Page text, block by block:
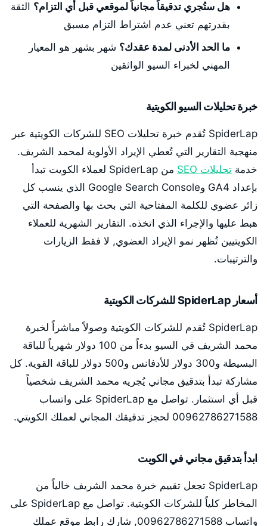
هل ستُجري تدقيقاً مجانياً لموقعي قبل أي التزام؟ الثقة
بقدرتهم تعني عدم اشتراط التزام مسبق
ما الحد الأدنى لمدة عقدك؟ شهر بشهر هو المعيار
المهني لخبراء السيو الواثقين
خبرة تحليلات السيو الكويتية
SpiderLap تُقدم خبرة تحليلات SEO للشركات الكويتية عبر
منهجية التقارير التي تُعطي الإيراد الأولوية لمحمد الشريف.
خدمة تحليلات SEO
من SpiderLap لعملاء الكويت تبدأ
بإعداد GA4 وGoogle Search Console الذي ينسب كل
زائر عضوي للكلمة المفتاحية التي بحث بها والصفحة التي
هبط عليها والإجراء الذي اتخذه. التقارير الشهرية للعملاء
الكويتيين تُظهر نمو الإيراد العضوي, لا فقط الزيارات
والترتيبات.
أسعار SpiderLap للشركات الكويتية
SpiderLap تُقدم للشركات الكويتية وصولاً مباشراً لخبرة
محمد الشريف في السيو بدءاً من 100 دولار شهرياً للباقة
البسيطة و300 دولار للأدفانس و500 دولار للباقة القوية. كل
مشاركة تبدأ بتدقيق مجاني يُجريه محمد الشريف شخصياً
قبل أي استثمار. تواصل مع SpiderLap على واتساب
00962786271588 لحجز تدقيقك المجاني لعملك الكويتي.
ابدأ بتدقيق مجاني في الكويت
SpiderLap تجعل تقييم خبرة محمد الشريف خالياً من
المخاطر كلياً للشركات الكويتية. تواصل مع SpiderLap على
واتساب 00962786271588, شارك رابط موقع عملك